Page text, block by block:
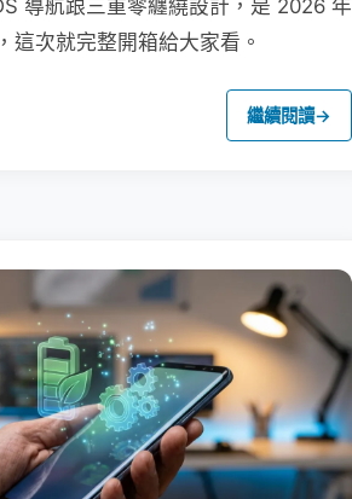
導航跟三重零纏繞設計，是 2026 年
這次就完整開箱給大家看。
繼續閱讀→